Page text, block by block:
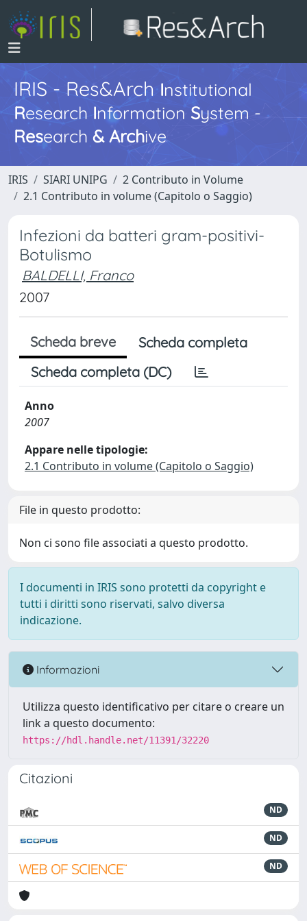
IRIS - Res&ArchInstitutional
Research InformationSystem -
Research & Archive
IRIS SIARI UNIPG
2 Contributo in Volume
2.1 Contributo in volume (Capitolo o Saggio)
Infezioni da batteri gram-positivi-
Botulismo
BALDELLI, Franco
2007
Scheda breve
Scheda completa
Scheda completa (DC)
Anno
2007
Appare nelle tipologie:
2.1 Contributo in volume (Capitolo o Saggio)
File in questo prodotto:
Non ci sono file associati a questo prodotto.
I documenti in IRIS sono protetti da copyright e
tutti i diritti sono riservati, salvo diversa
indicazione.
Informazioni
Utilizza questo identificativo per citare o creare un
link a questo documento:
https://hdl.handle.net/11391/32220
Citazioni
ND
ND
ND